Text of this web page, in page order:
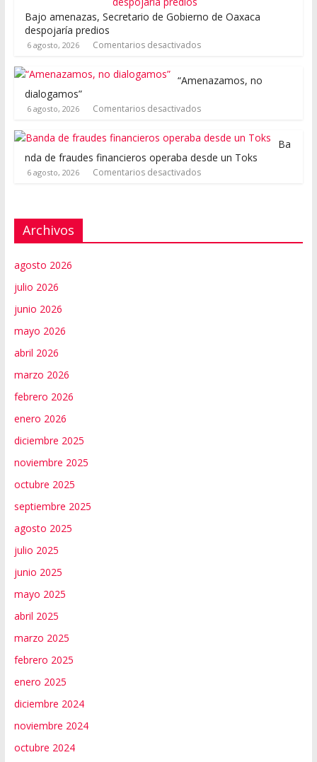
Bajo amenazas, Secretario de Gobierno de Oaxaca
despojaría predios
6 agosto, 2026 Comentarios desactivados
“Amenazamos, no
dialogamos”
6 agosto, 2026 Comentarios desactivados
Ba
nda de fraudes financieros operaba desde un Toks
6 agosto, 2026 Comentarios desactivados
Archivos
agosto 2026
julio 2026
junio 2026
mayo 2026
abril 2026
marzo 2026
febrero 2026
enero 2026
diciembre 2025
noviembre 2025
octubre 2025
septiembre 2025
agosto 2025
julio 2025
junio 2025
mayo 2025
abril 2025
marzo 2025
febrero 2025
enero 2025
diciembre 2024
noviembre 2024
octubre 2024